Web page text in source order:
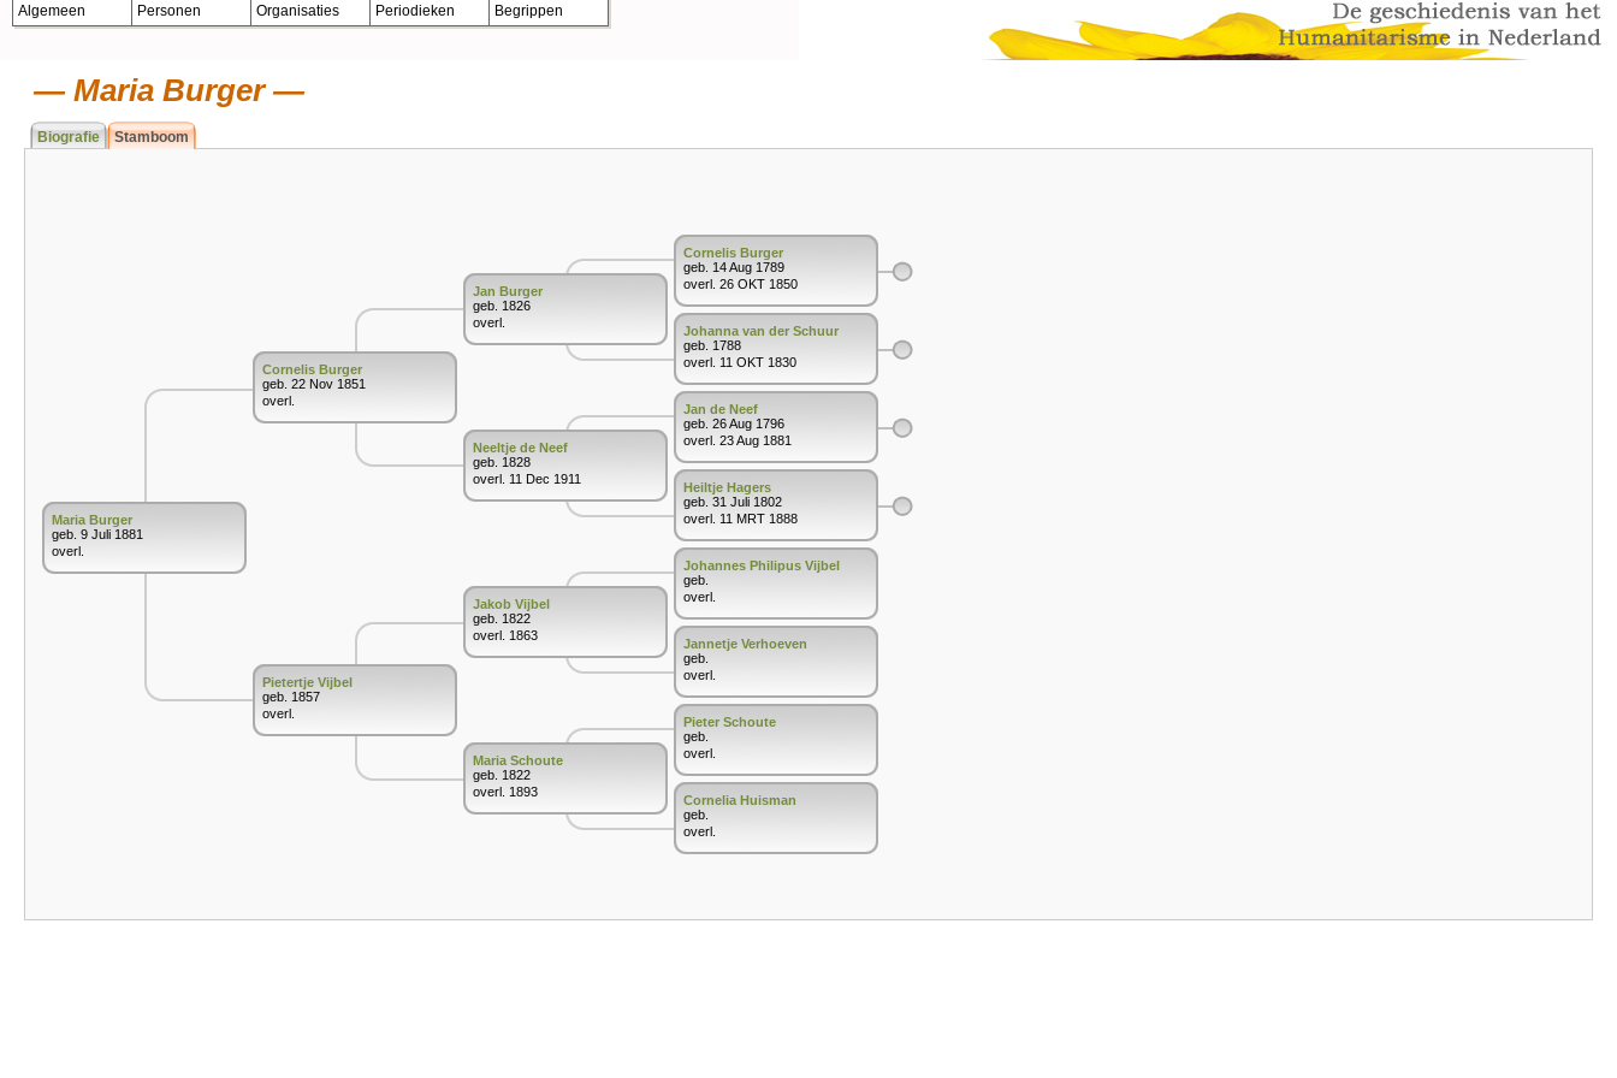
Algemeen Personen Organisaties Periodieken Begrippen
Maria Burger
Biografie Stamboom
Maria Burger
geb. 9 Juli 1881
overl.
Cornelis Burger
geb. 22 Nov 1851
overl.
Pietertje Vijbel
geb. 1857
overl.
Jan Burger
geb. 1826
overl.
Neeltje de Neef
geb. 1828
overl. 11 Dec 1911
Jakob Vijbel
geb. 1822
overl. 1863
Maria Schoute
geb. 1822
overl. 1893
Cornelis Burger
geb. 14 Aug 1789
overl. 26 OKT 1850
Johanna van der Schuur
geb. 1788
overl. 11 OKT 1830
Jan de Neef
geb. 26 Aug 1796
overl. 23 Aug 1881
Heiltje Hagers
geb. 31 Juli 1802
overl. 11 MRT 1888
Johannes Philipus Vijbel
geb.
overl.
Jannetje Verhoeven
geb.
overl.
Pieter Schoute
geb.
overl.
Cornelia Huisman
geb.
overl.